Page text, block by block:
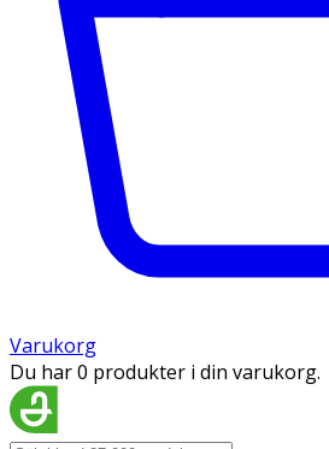
Varukorg
Du har 0 produkter i din varukorg.